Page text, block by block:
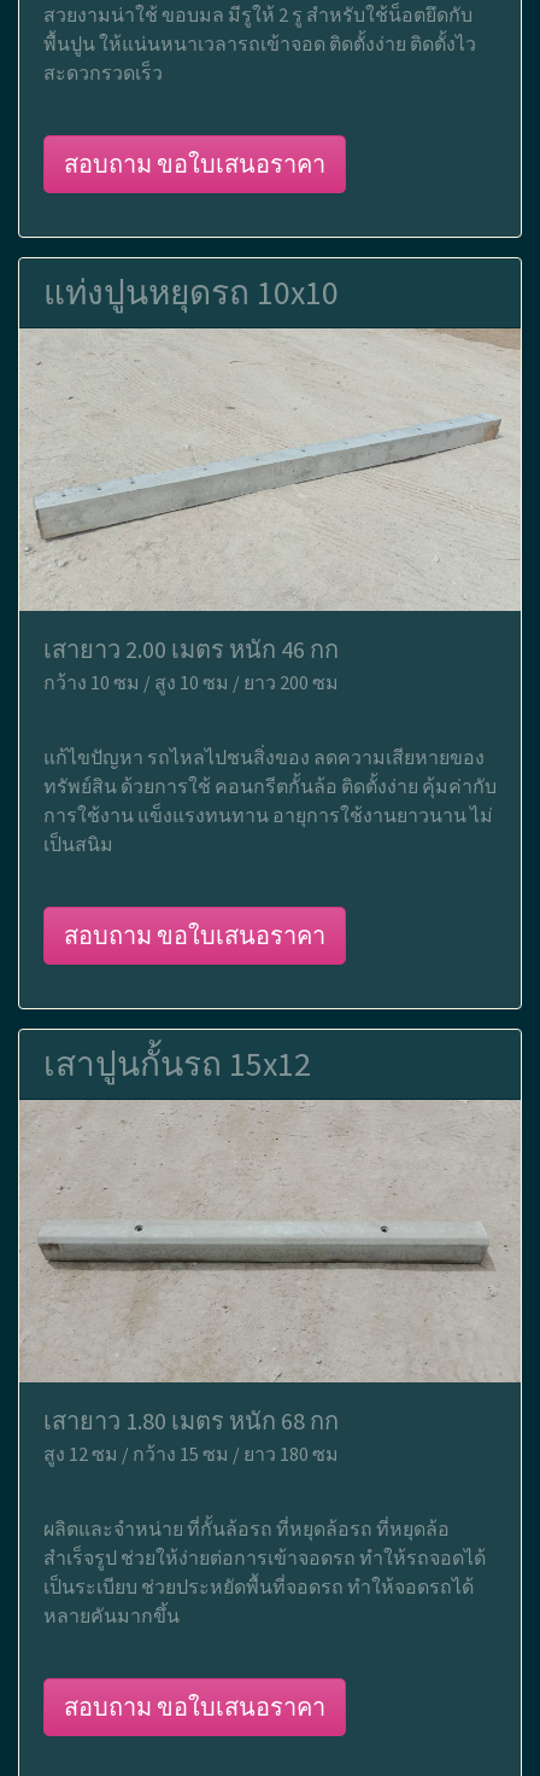
สวยงามน่าใช้ ขอบมล มีรูให้ 2 รู สำหรับใช้น็อตยึดกับ
พื้นปูน ให้แน่นหนาเวลารถเข้าจอด ติดตั้งง่าย ติดตั้งไว
สะดวกรวดเร็ว
สอบถาม ขอใบเสนอราคา
แท่งปูนหยุดรถ 10x10
เสายาว 2.00 เมตร หนัก 46 กก
กว้าง 10 ซม / สูง 10 ซม / ยาว 200 ซม
แก้ไขปัญหา รถไหลไปชนสิ่งของ ลดความเสียหายของ
ทรัพย์สิน ด้วยการใช้ คอนกรีตกั้นล้อ ติดตั้งง่าย คุ้มค่ากับ
การใช้งาน แข็งแรงทนทาน อายุการใช้งานยาวนาน ไม่
เป็นสนิม
สอบถาม ขอใบเสนอราคา
เสาปูนกั้นรถ 15x12
เสายาว 1.80 เมตร หนัก 68 กก
สูง 12 ซม / กว้าง 15 ซม / ยาว 180 ซม
ผลิตและจำหน่าย ที่กั้นล้อรถ ที่หยุดล้อรถ ที่หยุดล้อ
สำเร็จรูป ช่วยให้ง่ายต่อการเข้าจอดรถ ทำให้รถจอดได้
เป็นระเบียบ ช่วยประหยัดพื้นที่จอดรถ ทำให้จอดรถได้
หลายคันมากขึ้น
สอบถาม ขอใบเสนอราคา